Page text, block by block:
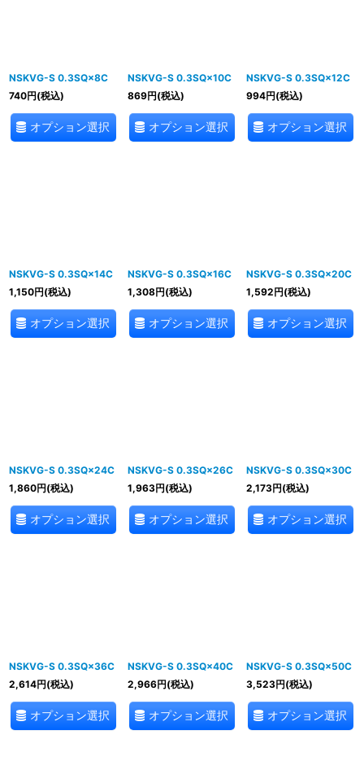
NSKVG-S 0.3SQ×8C
740円(税込)
オプション選択
NSKVG-S 0.3SQ×10C
869円(税込)
オプション選択
NSKVG-S 0.3SQ×12C
994円(税込)
オプション選択
NSKVG-S 0.3SQ×14C
1,150円(税込)
オプション選択
NSKVG-S 0.3SQ×16C
1,308円(税込)
オプション選択
NSKVG-S 0.3SQ×20C
1,592円(税込)
オプション選択
NSKVG-S 0.3SQ×24C
1,860円(税込)
オプション選択
NSKVG-S 0.3SQ×26C
1,963円(税込)
オプション選択
NSKVG-S 0.3SQ×30C
2,173円(税込)
オプション選択
NSKVG-S 0.3SQ×36C
2,614円(税込)
オプション選択
NSKVG-S 0.3SQ×40C
2,966円(税込)
オプション選択
NSKVG-S 0.3SQ×50C
3,523円(税込)
オプション選択